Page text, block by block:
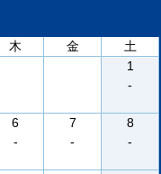
木 金
土
1
-
6
-
7
-
8
-